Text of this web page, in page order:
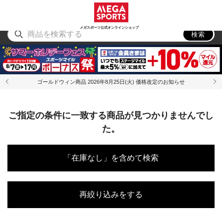
メガスポーツ公式オンラインショップ
アウトドア
検索
ゴールドウィン商品 2026年8月25日(火) 価格改定のお知らせ
ご指定の条件に一致する商品が見つかりませんでし
た。
「在庫なし」を含めて検索
再絞り込みをする